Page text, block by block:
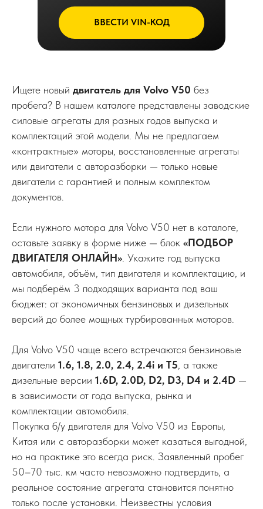
ВВЕСТИ VIN-КОД
Ищете новый двигатель для Volvo V50 без
пробега? В нашем каталоге представлены заводские
силовые агрегаты для разных годов выпуска и
комплектаций этой модели. Мы не предлагаем
«контрактные» моторы, восстановленные агрегаты
или двигатели с авторазборки — только новые
двигатели с гарантией и полным комплектом
документов.
Если нужного мотора для Volvo V50 нет в каталоге,
оставьте заявку в форме ниже — блок «ПОДБОР
ДВИГАТЕЛЯ ОНЛАЙН» . Укажите год выпуска
автомобиля, объём, тип двигателя и комплектацию, и
мы подберём 3 подходящих варианта под ваш
бюджет: от экономичных бензиновых и дизельных
версий до более мощных турбированных моторов.
Для Volvo V50 чаще всего встречаются бензиновые
двигатели 1.6, 1.8, 2.0, 2.4, 2.4i и T5 , а также
дизельные версии 1.6D, 2.0D, D2, D3, D4 и 2.4D —
в зависимости от года выпуска, рынка и
комплектации автомобиля.
Покупка б/у двигателя для Volvo V50 из Европы,
Китая или с авторазборки может казаться выгодной,
но на практике это всегда риск. Заявленный пробег
50–70 тыс. км часто невозможно подтвердить, а
реальное состояние агрегата становится понятно
только после установки. Неизвестны условия